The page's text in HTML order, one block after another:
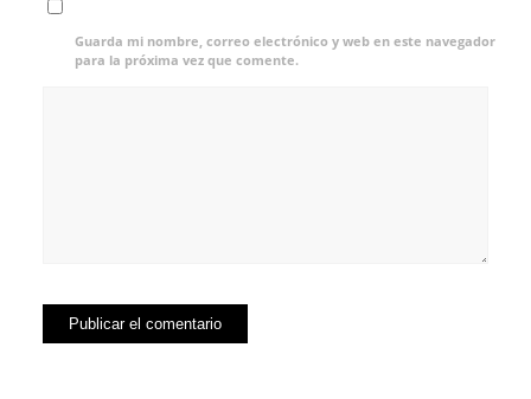
Guarda mi nombre, correo electrónico y web en este navegador
para la próxima vez que comente.